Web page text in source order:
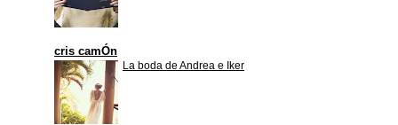
cris camÓn
La boda de Andrea e Iker